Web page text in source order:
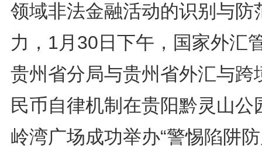
领域非法金融活动的识别与防
力，1月30日下午，国家外汇
贵州省分局与贵州省外汇与跨
民币自律机制在贵阳黔灵山公
岭湾广场成功举办“警惕陷阱